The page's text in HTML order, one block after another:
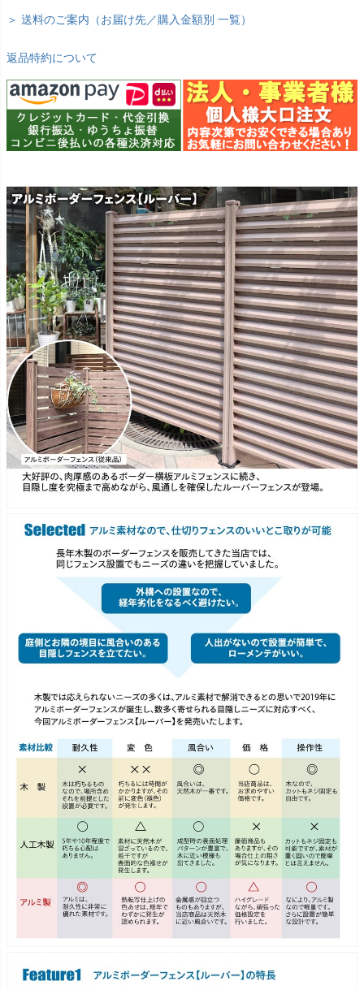
＞ 送料のご案内（お届け先／購入金額別 一覧）
返品特約について